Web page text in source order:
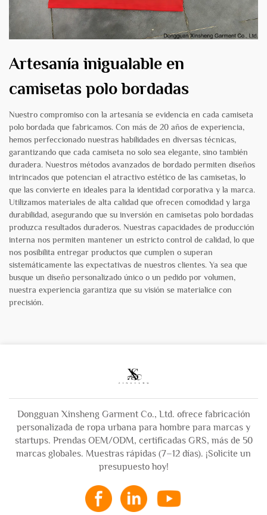
Artesanía inigualable en
camisetas polo bordadas
Nuestro compromiso con la artesanía se evidencia en cada camiseta
polo bordada que fabricamos. Con más de 20 años de experiencia,
hemos perfeccionado nuestras habilidades en diversas técnicas,
garantizando que cada camiseta no solo sea elegante, sino también
duradera. Nuestros métodos avanzados de bordado permiten diseños
intrincados que potencian el atractivo estético de las camisetas, lo
que las convierte en ideales para la identidad corporativa y la marca.
Utilizamos materiales de alta calidad que ofrecen comodidad y larga
durabilidad, asegurando que su inversión en camisetas polo bordadas
produzca resultados duraderos. Nuestras capacidades de producción
interna nos permiten mantener un estricto control de calidad, lo que
nos posibilita entregar productos que cumplen o superan
sistemáticamente las expectativas de nuestros clientes. Ya sea que
busque un diseño personalizado único o un pedido por volumen,
nuestra experiencia garantiza que su visión se materialice con
precisión.
Dongguan Xinsheng Garment Co., Ltd. ofrece fabricación
personalizada de ropa urbana para hombre para marcas y
startups. Prendas OEM/ODM, certificadas GRS, más de 50
marcas globales. Muestras rápidas (7–12 días). ¡Solicite un
presupuesto hoy!